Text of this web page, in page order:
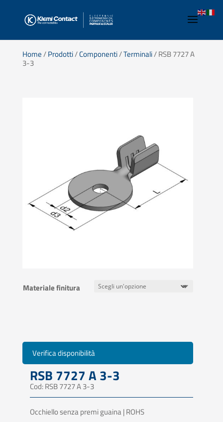
Home/Prodotti/Componenti/Terminali/ RSB 7727 A
3-3
Materiale finitura
Verifica disponibilità
RSB 7727 A 3-3
Cod: RSB 7727 A 3-3
Occhiello senza premi guaina | ROHS